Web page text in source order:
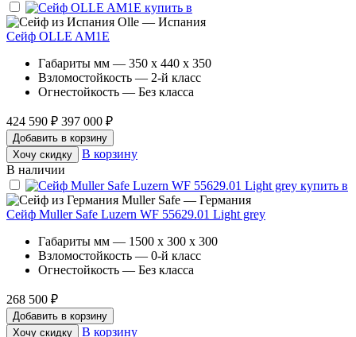
Olle — Испания
Сейф OLLE AM1E
Габариты мм — 350 x 440 x 350
Взломостойкость — 2-й класс
Огнестойкость — Без класса
424 590 ₽ 397 000 ₽
Добавить в корзину
Хочу скидку
В корзину
В наличии
Muller Safe — Германия
Сейф Muller Safe Luzern WF 55629.01 Light grey
Габариты мм — 1500 x 300 x 300
Взломостойкость — 0-й класс
Огнестойкость — Без класса
268 500 ₽
Добавить в корзину
Хочу скидку
В корзину